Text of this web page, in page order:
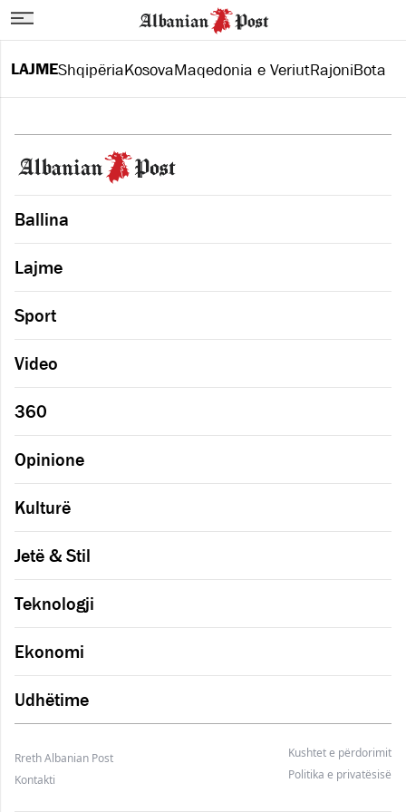
LAJMEShqipëriaKosovaMaqedonia e VeriutRajoniBota
Ballina
Lajme
Sport
Video
360
Opinione
Kulturë
Jetë & Stil
Teknologji
Ekonomi
Udhëtime
Rreth Albanian Post
Kushtet e përdorimit
Kontakti
Politika e privatësisë